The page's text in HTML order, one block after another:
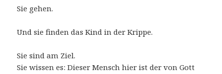
Sie gehen.
Und sie finden das Kind in der Krippe.
Sie sind am Ziel.
Sie wissen es: Dieser Mensch hier ist der von Gott